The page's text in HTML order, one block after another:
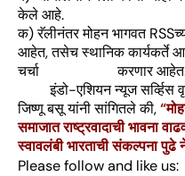
केले आहे.
क) रॅलीनंतर मोहन भागवत
आहेत, तसेच स्थानिक कार्यकर्ते
चर्चा करणार
इंडो-एशियन न्यूज सर्व्हिस
जिष्णू बसू यांनी सांगितले की,
समाजात राष्ट्रवादाची भावना
स्वावलंबी भारताची संकल्पना
Please follow and like us: